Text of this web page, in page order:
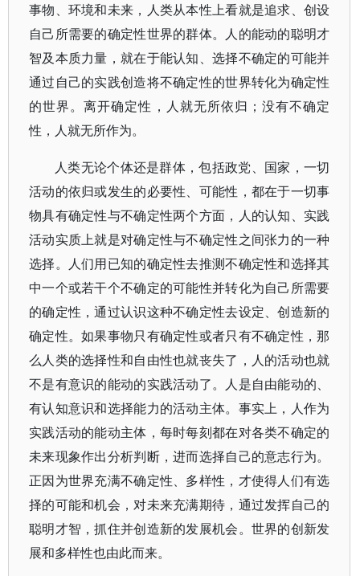
事物、环境和未来，人类从本性上看就是追求、创设
自己所需要的确定性世界的群体。人的能动的聪明才
智及本质力量，就在于能认知、选择不确定的可能并
通过自己的实践创造将不确定性的世界转化为确定性
的世界。离开确定性，人就无所依归；没有不确定
性，人就无所作为。
人类无论个体还是群体，包括政党、国家，一切
活动的依归或发生的必要性、可能性，都在于一切事
物具有确定性与不确定性两个方面，人的认知、实践
活动实质上就是对确定性与不确定性之间张力的一种
选择。人们用已知的确定性去推测不确定性和选择其
中一个或若干个不确定的可能性并转化为自己所需要
的确定性，通过认识这种不确定性去设定、创造新的
确定性。如果事物只有确定性或者只有不确定性，那
么人类的选择性和自由性也就丧失了，人的活动也就
不是有意识的能动的实践活动了。人是自由能动的、
有认知意识和选择能力的活动主体。事实上，人作为
实践活动的能动主体，每时每刻都在对各类不确定的
未来现象作出分析判断，进而选择自己的意志行为。
正因为世界充满不确定性、多样性，才使得人们有选
择的可能和机会，对未来充满期待，通过发挥自己的
聪明才智，抓住并创造新的发展机会。世界的创新发
展和多样性也由此而来。